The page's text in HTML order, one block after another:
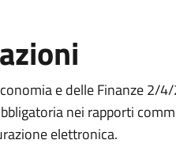
e delle Finanze 2/
nei rapporti
elettronica.